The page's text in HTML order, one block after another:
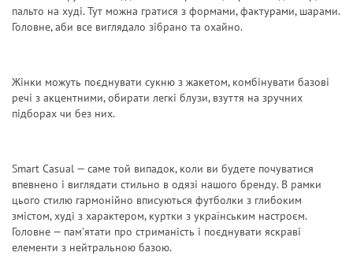
пальто на худі. Тут можна гратися з формами, фактурами, шарами.
Головне, аби все виглядало зібрано та охайно.
Жінки можуть поєднувати сукню з жакетом, комбінувати базові
речі з акцентними, обирати легкі блузи, взуття на зручних
підборах чи без них.
Smart Casual — саме той випадок, коли ви будете почуватися
впевнено і виглядати стильно в одязі нашого бренду. В рамки
цього стилю гармонійно вписуються футболки з глибоким
змістом, худі з характером, куртки з українським настроєм.
Головне — пам’ятати про стриманість і поєднувати яскраві
елементи з нейтральною базою.